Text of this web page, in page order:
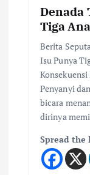
Denada
Tiga
Berita
Isu Punya
Penyanyi
bicara
dirinya
Spread the